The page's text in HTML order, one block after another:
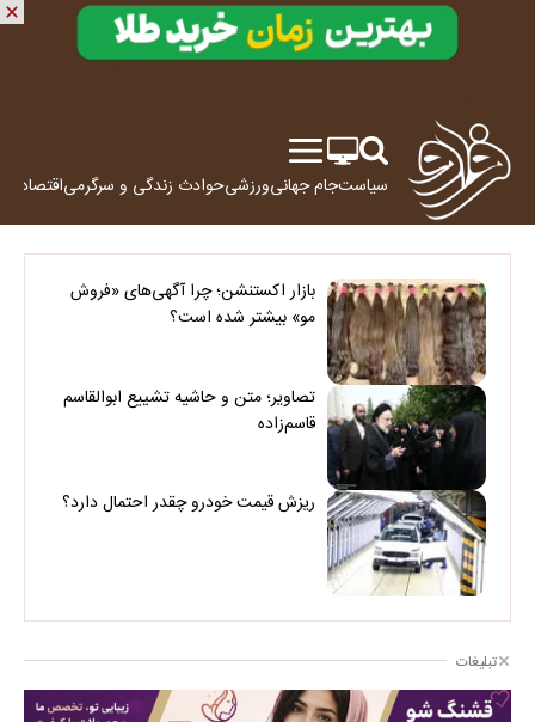
سیاستجام جهانیورزشیحوادث زندگی و سرگرمیاقتصاد
بازار اکستنشن؛ چرا آگهی‌های «فروش
مو» بیشتر شده است؟
تصاویر؛ متن و حاشیه تشییع ابوالقاسم
قاسم‌زاده
ریزش قیمت خودرو چقدر احتمال دارد؟
تبلیغات